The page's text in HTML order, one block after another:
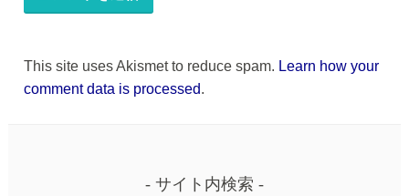
This site uses Akismet to reduce spam. Learn how your
comment data is processed.
サイト内検索